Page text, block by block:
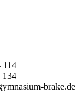
114
134
brake.de